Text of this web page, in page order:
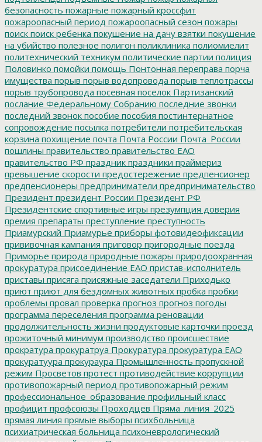
безопасность пожарные пожарный кроссфит
пожароопасный период пожароопасный сезон пожары
поиск поиск ребенка покушение на дачу взятки покушение
на убийство полезное полигон поликлиника полиомиелит
политехнический техникум политические партии полиция
Половинко помойки помощь Понтонная переправа порча
имущества порыв порыв водопровода порыв теплотрассы
порыв трубопровода посевная поселок Партизанский
послание Федеральному Собранию последние звонки
последний звонок пособие пособия постинтернатное
сопровождение посылка потребители потребительская
корзина похищение почта Почта России Почта_России
пошлины правительство правительство ЕАО
правительство РФ праздник праздники праймериз
превышение скорости предостережение предпенсионер
предпенсионеры предприниматели предпринимательство
Президент президент России Президент РФ
Президентские спортивные игры презумпция доверия
премия препараты преступление преступность
Приамурский Приамурье приборы фотовидеофиксации
прививочная кампания приговор пригородные поезда
Приморье природа природные пожары природоохранная
прокуратура присоединение ЕАО пристав-исполнитель
приставы присяга присяжные заседатели Приходько
приют приют для бездомных животных пробка пробки
проблемы провал проверка прогноз прогноз погоды
программа переселения программа реновации
продолжительность жизни продуктовые карточки проезд
прожиточный минимум производство происшествие
прократура прокуратруа Прокуратура прокуратура ЕАО
прокуратуура прокураура Промышленность пропускной
режим Просветов протест противодействие коррупции
противопожарный период противопожарный режим
профессиональное_образование профильный класс
профицит профсоюзы Проходцев Пряма_линия_2025
прямая линия прямые выборы психбольница
психиатрическая больница психоневрологический